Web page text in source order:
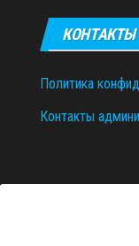
КОНТАКТЫ
Политика
Контакты